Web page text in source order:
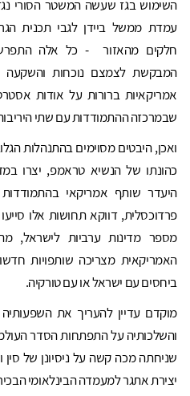
השימוש בגז שעשה המשטר הסורי
עמדת ממשל ביידן לגבי תכנית
חלקים מהאזור - כל אלה התפרשו
המבקשת לצמצם נוכחות והשקעה
אמריקאיות ברורות על אודות
שבמרכזה ההתמודדות עם שתי היריבות
ואכן, היבטים מסוימים בהתנהלות
כהונתו של הנשיא טראמפ, יצרו
היעדר שותף אמריקאי בהתמודדות
פרדוכסלית, דווקא תחושות אלו
מספר מדינות ערביות לישראל,
האמריקאית מצריכה שותפויות
ביחסים עם ישראל או עם טורקיה.
מוקדם עדיין להעריך את
והשלכותיה על התפתחות הסדר
שניחתה מכה קשה על ניסיונן של סין
יצירת אתגר למעמדה הבינלאומי